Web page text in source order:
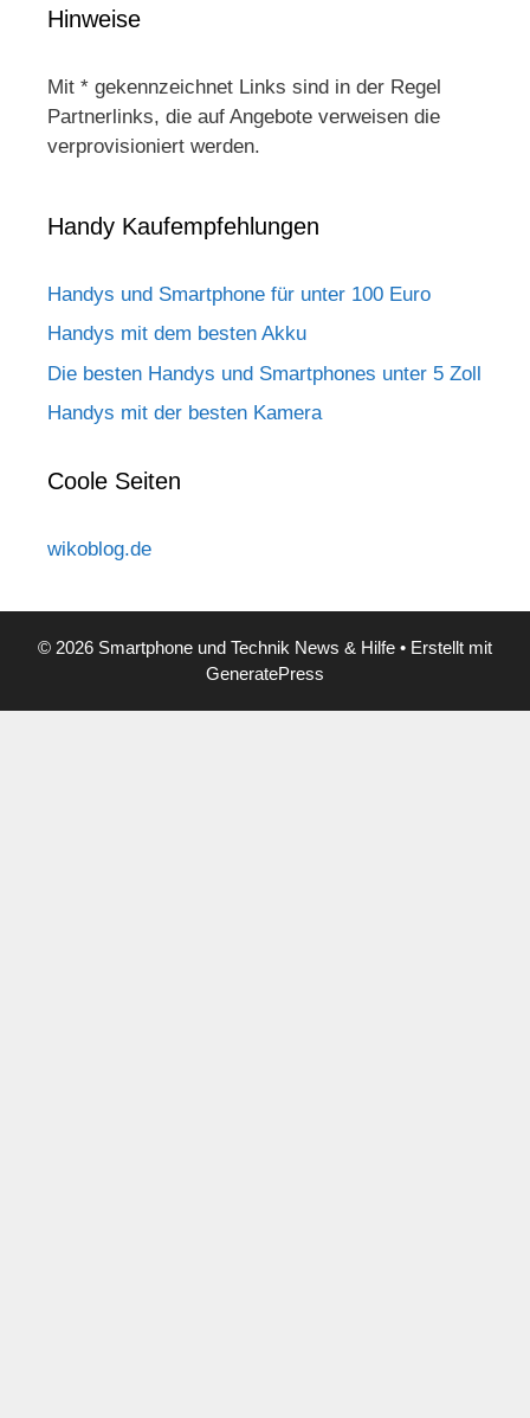
Hinweise
Mit * gekennzeichnet Links sind in der Regel
Partnerlinks, die auf Angebote verweisen die
verprovisioniert werden.
Handy Kaufempfehlungen
Handys und Smartphone für unter 100 Euro
Handys mit dem besten Akku
Die besten Handys und Smartphones unter 5 Zoll
Handys mit der besten Kamera
Coole Seiten
wikoblog.de
© 2026 Smartphone und Technik News & Hilfe • Erstellt mit
GeneratePress